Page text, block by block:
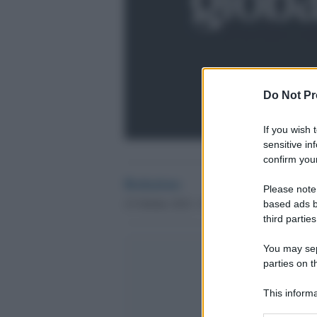
Do Not
If you wish
sensitive
confirm
Please
based ads
third
You may
parties on
This